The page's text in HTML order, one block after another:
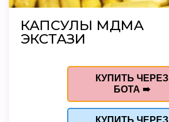
КАПСУЛЫ МДМА
ЭКСТАЗИ
КУПИТЬ ЧЕРЕЗ
БОТА ➠
КУПИТЬ ЧЕРЕЗ